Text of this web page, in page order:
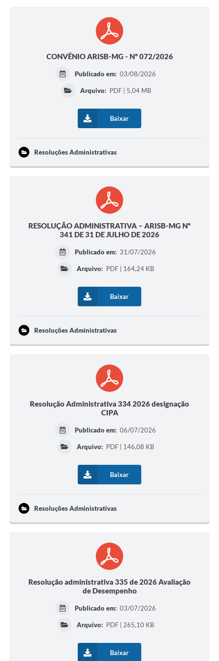
CONVÊNIO ARISB-MG - Nº 072/2026
Publicado em: 03/08/2026
Arquivo: PDF | 5,04 MB
Baixar
Resoluções Administrativas
RESOLUÇÃO ADMINISTRATIVA – ARISB-MG Nº
341 DE 31 DE JULHO DE 2026
Publicado em: 31/07/2026
Arquivo: PDF | 164,24 KB
Baixar
Resoluções Administrativas
Resolução Administrativa 334 2026 designação
CIPA
Publicado em: 06/07/2026
Arquivo: PDF | 146,08 KB
Baixar
Resoluções Administrativas
Resolução administrativa 335 de 2026 Avaliação
de Desempenho
Publicado em: 03/07/2026
Arquivo: PDF | 265,10 KB
Baixar